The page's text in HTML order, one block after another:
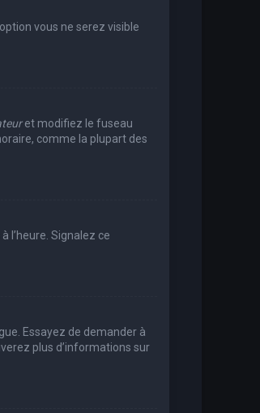
vous ne serez visible
et modifiez le fuseau
comme la plupart des
l’heure. Signalez ce
Essayez de demander à
plus d’informations sur